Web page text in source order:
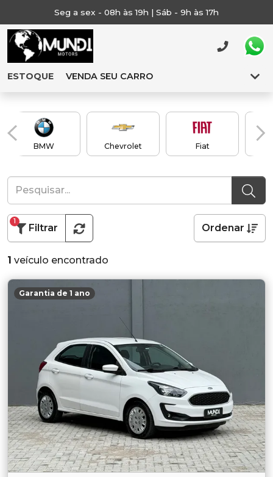
Seg a sex - 08h às 19h | Sáb - 9h às 17h
ESTOQUE VENDA SEU CARRO
BMW Chevrolet Fiat
Filtrar
1
Ordenar
1 veículo encontrado
Garantia de 1 ano